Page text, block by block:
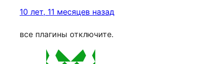
10 лет, 11 месяцев назад
все плагины отключите.